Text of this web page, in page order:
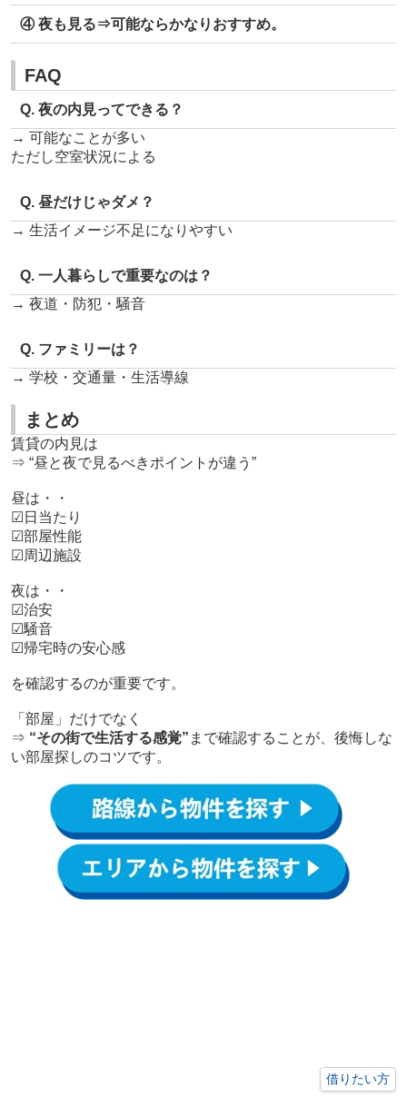
④ 夜も見る⇒可能ならかなりおすすめ。
FAQ
Q. 夜の内見ってできる？
→ 可能なことが多い
ただし空室状況による
Q. 昼だけじゃダメ？
→ 生活イメージ不足になりやすい
Q. 一人暮らしで重要なのは？
→ 夜道・防犯・騒音
Q. ファミリーは？
→ 学校・交通量・生活導線
まとめ
賃貸の内見は
⇒ “昼と夜で見るべきポイントが違う”
昼は・・
☑日当たり
☑部屋性能
☑周辺施設
夜は・・
☑治安
☑騒音
☑帰宅時の安心感
を確認するのが重要です。
「部屋」だけでなく
⇒ “その街で生活する感覚” まで確認することが、後悔しな
い部屋探しのコツです。
借りたい方